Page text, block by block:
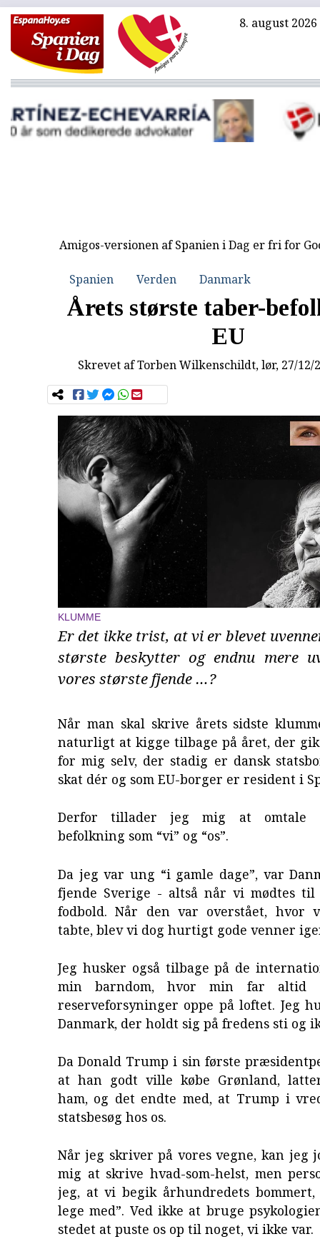
8. august 2026
Amigos-versionen af Spanien i Dag er fri for
Spanien Verden Danmark
Årets største taber-
EU
Skrevet afTorben Wilkenschildt, lør, 27/12/
KLUMME
Er det ikke trist, at vi er blevet
største beskytter og endnu mere
vores største fjende …?
Når man skal skrive årets sidste
naturligt at kigge tilbage på året, der
for mig selv, der stadig er dansk
skat dér og som EU-borger er resident i
Derfor tillader jeg mig at omtale
befolkning som “vi” og “os”.
Da jeg var ung “i gamle dage”, var
fjende Sverige - altså når vi mødtes til
fodbold. Når den var overstået, hvor
tabte, blev vi dog hurtigt gode venner
Jeg husker også tilbage på de
min barndom, hvor min far altid
reserveforsyninger oppe på loftet. Jeg
Danmark, der holdt sig på fredens sti og
Da Donald Trump i sin første
at han godt ville købe Grønland,
ham, og det endte med, at Trump i
statsbesøg hos os.
Når jeg skriver på vores vegne, kan jeg
mig at skrive hvad-som-helst, men
jeg, at vi begik århundredets bommert,
lege med”. Ved ikke at bruge
stedet at puste os op til noget, vi ikke var.